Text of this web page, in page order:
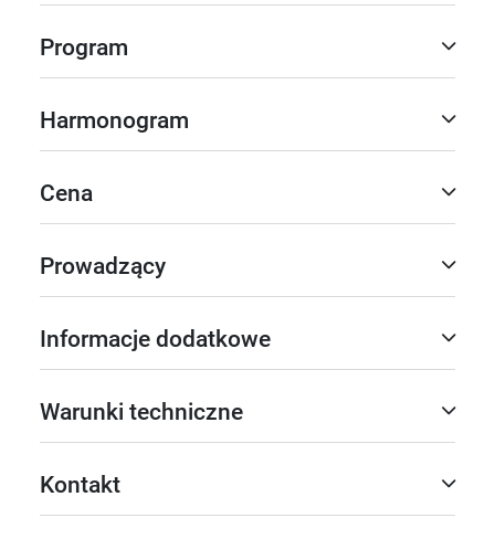
Program
Harmonogram
Cena
Prowadzący
Informacje dodatkowe
Warunki techniczne
Kontakt